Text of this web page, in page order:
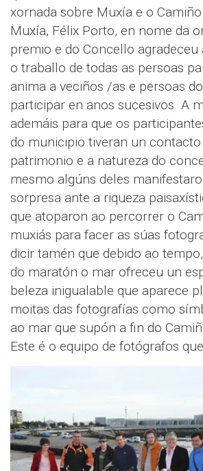
xornada sobre Muxía e o
Muxía, Félix Porto, en nome da
premio e do Concello
o traballo de todas as persoas
anima a veciños /as e persoas
participar en anos sucesivos. A
ademáis para que os
do municipio tiveran un
patrimonio e a natureza do
mesmo algúns deles
sorpresa ante a riqueza
que atoparon ao percorrer o
muxiás para facer as súas
dicir tamén que debido ao
do maratón o mar ofreceu un
beleza inigualable que aparece
moitas das fotografías como
ao mar que supón a fin do
Este é o equipo de fotógrafos